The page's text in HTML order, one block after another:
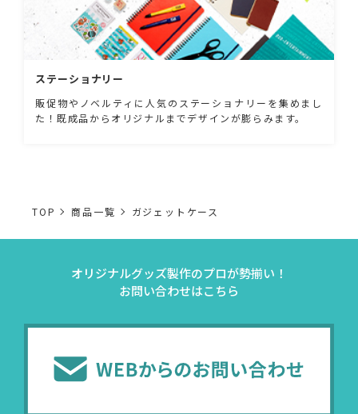
ステーショナリー
販促物やノベルティに人気のステーショナリーを集めまし
た！既成品からオリジナルまでデザインが膨らみます。
TOP 商品一覧 ガジェットケース
オリジナルグッズ製作のプロが勢揃い！
お問い合わせはこちら